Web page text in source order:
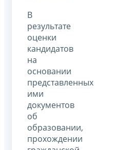
В
результате
оценки
кандидатов
на
основании
представленных
ими
документов
об
образовании,
прохождении